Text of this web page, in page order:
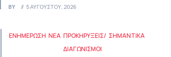
BY 5 ΑΥΓΟΎΣΤΟΥ, 2026
ΕΝΗΜΕΡΩΣΗ ΝΈΑ ΠΡΟΚΗΡΎΞΕΙΣ/
ΔΙΑΓΩΝΙΣΜΟΊ
ΣΗΜΑΝΤΙΚΆ